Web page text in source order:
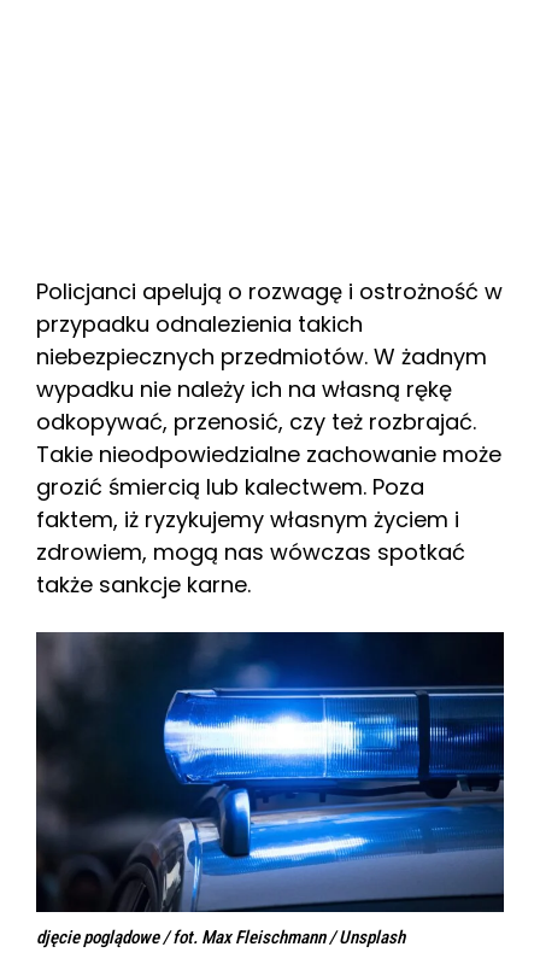
Policjanci apelują o rozwagę i ostrożność w
przypadku odnalezienia takich
niebezpiecznych przedmiotów. W żadnym
wypadku nie należy ich na własną rękę
odkopywać, przenosić, czy też rozbrajać.
Takie nieodpowiedzialne zachowanie może
grozić śmiercią lub kalectwem. Poza
faktem, iż ryzykujemy własnym życiem i
zdrowiem, mogą nas wówczas spotkać
także sankcje karne.
djęcie poglądowe / fot. Max Fleischmann / Unsplash